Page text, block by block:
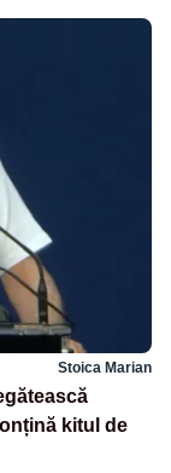
Stoica Marian
kitul de